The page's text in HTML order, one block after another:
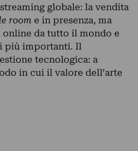
globale: la vendita
room e in presenza, ma
da tutto il mondo e
più importanti. Il
tecnologica: a
in cui il valore dell’arte